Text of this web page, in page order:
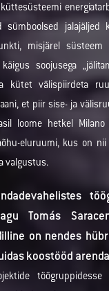
sümboolsed jalajäljed
misjärel süsteem
soojusega
kütet välispiirdeta
et piir sise- ja
loome hetkel Milano
eluruumi, kus on
valgustus.
Tomás
on nendes
koostööd